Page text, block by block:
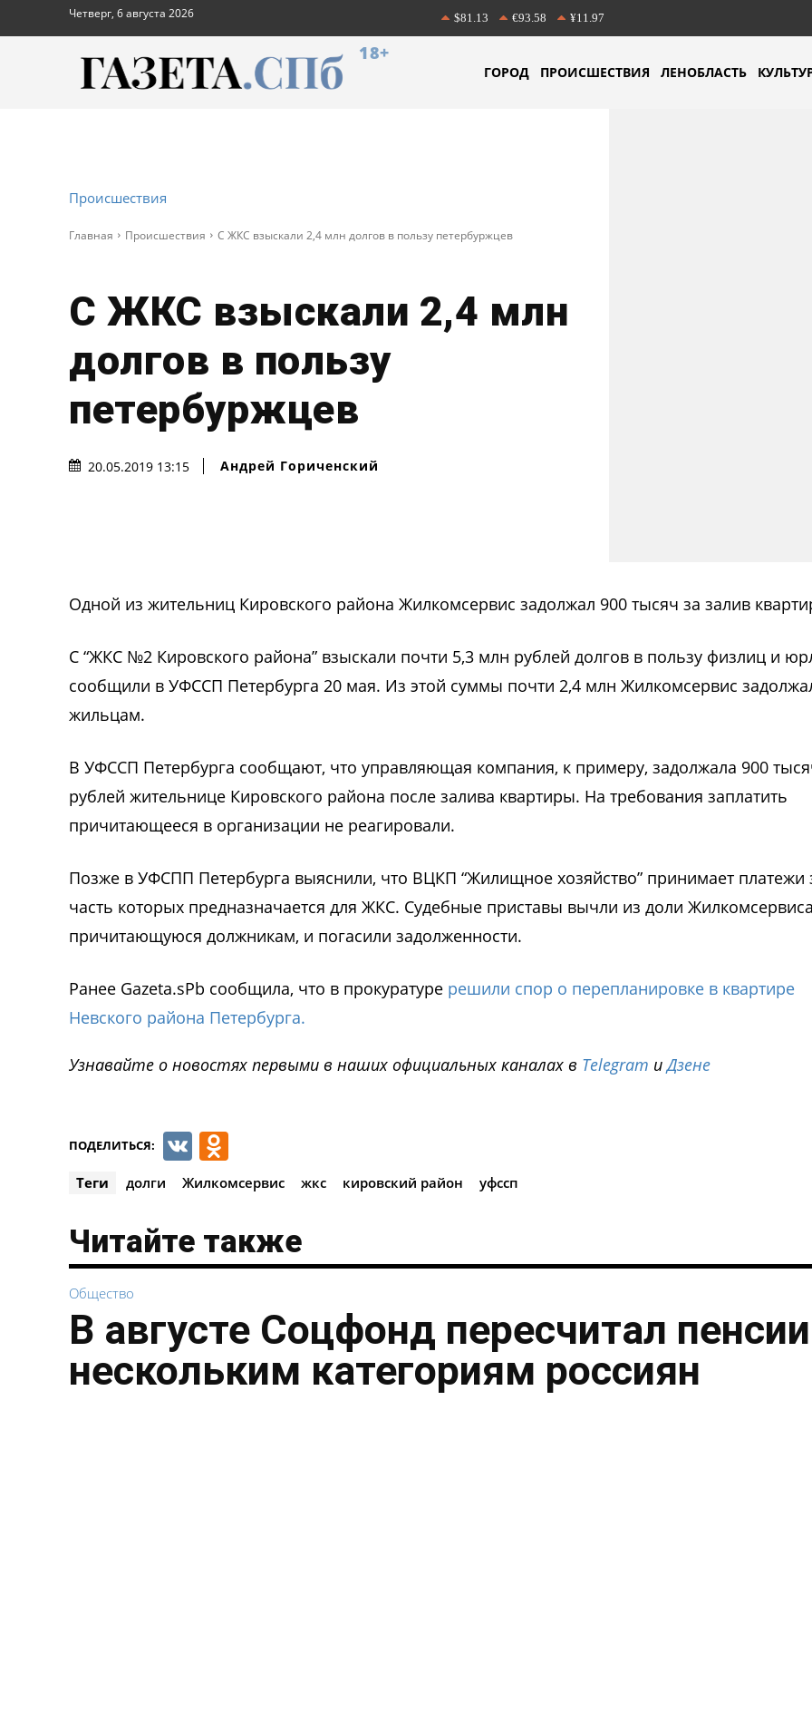
Четверг, 6 августа 2026 $81.13 €93.58 ¥11.97
18+
ГОРОД ПРОИСШЕСТВИЯ ЛЕНОБЛАСТЬ
Происшествия
Главная Происшествия С ЖКС взыскали 2,4 млн долгов в пользу петербуржцев
С ЖКС взыскали 2,4 млн
долгов в пользу
петербуржцев
20.05.2019 13:15 Андрей Гориченcкий
Одной из жительниц Кировского района Жилкомсервис задолжал 900 тысяч за залив
С “ЖКС №2 Кировского района” взыскали почти 5,3 млн рублей долгов в пользу физлиц и
сообщили в УФССП Петербурга 20 мая. Из этой суммы почти 2,4 млн Жилкомсервис
жильцам.
В УФССП Петербурга сообщают, что управляющая компания, к примеру, задолжала 900
рублей жительнице Кировского района после залива квартиры. На требования заплатить
причитающееся в организации не реагировали.
Позже в УФСПП Петербурга выяснили, что ВЦКП “Жилищное хозяйство” принимает платежи
часть которых предназначается для ЖКС. Судебные приставы вычли из доли
причитающуюся должникам, и погасили задолженности.
Ранее Gazeta.sPb сообщила, что в прокуратуре решили спор о перепланировке в квартире
Невского района Петербурга.
Узнавайте о новостях первыми в наших официальных каналах в Telegram иДзене
ПОДЕЛИТЬСЯ: VK
Теги долги Жилкомсервис жкс кировский район уфссп
Читайте также
Общество
В августе Соцфонд пересчитал пенсии
нескольким категориям россиян